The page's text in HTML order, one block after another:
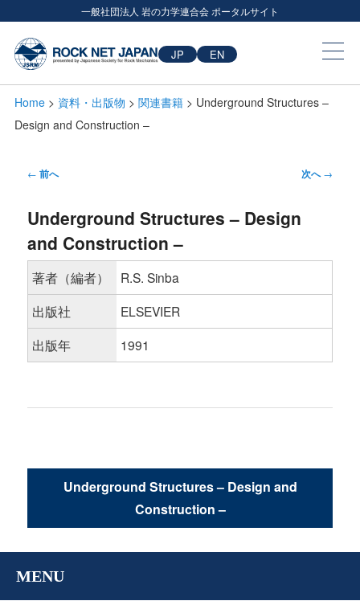
一般社団法人 岩の力学連合会 ポータルサイト
JP EN
Home > 資料・出版物 > 関連書籍 > Underground Structures –
Design and Construction –
投
ナ
ビ
ゲ
ー
シ
ョ
← 前へ 次へ→
Underground Structures – Design
and Construction –
著者（編者）
R.S. Sinba
出版社
ELSEVIER
出版年
1991
Underground Structures – Design and
Construction –
MENU